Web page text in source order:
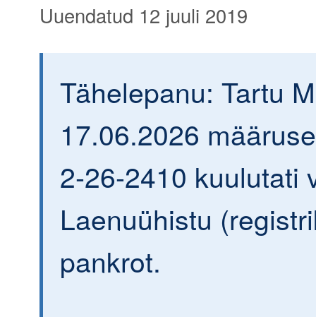
Uuendatud 12 juuli 2019
Tähelepanu: Tartu
17.06.2026
2-26-2410 kuulutati
Laenuühistu
pankrot.